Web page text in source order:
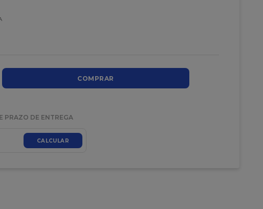
COMPRAR
PRAZO DE ENTREGA
CALCULAR